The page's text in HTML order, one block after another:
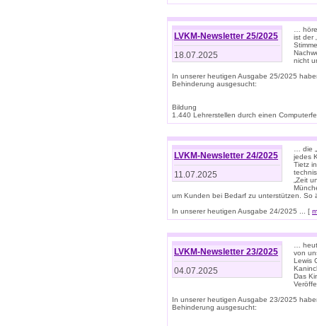
LVKM-Newsletter 25/2025
18.07.2025
…
ist der
nicht
In unserer heutigen Ausgabe 25/2025
Behinderung ausgesucht:
Bildung
1.440 Lehrerstellen durch einen
LVKM-Newsletter 24/2025
11.07.2025
… die
jedes
Tietz
„Zeit
um Kunden bei Bedarf zu unterstützen.
In unserer heutigen Ausgabe 24/2025 ... [
LVKM-Newsletter 23/2025
04.07.2025
…
von
Lewis
Das
In unserer heutigen Ausgabe 23/2025
Behinderung ausgesucht: